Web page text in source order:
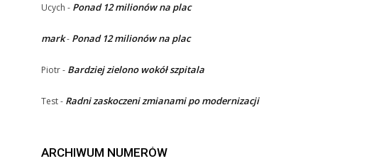
Ucych - Ponad 12 milionów na plac
mark- Ponad 12 milionów na plac
Piotr- Bardziej zielono wokół szpitala
Test- Radni zaskoczeni zmianami po modernizacji
ARCHIWUM NUMERÓW